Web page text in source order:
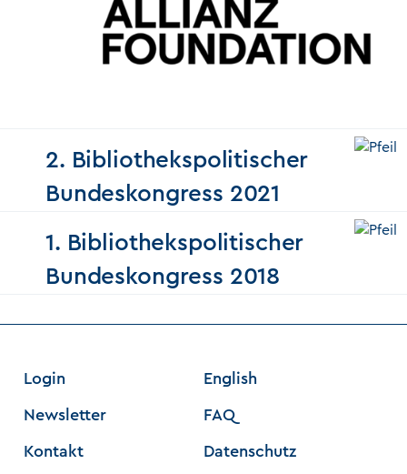
2. Bibliothekspolitischer
Bundeskongress 2021
1. Bibliothekspolitischer
Bundeskongress 2018
Login English
Newsletter FAQ
Kontakt Datenschutz